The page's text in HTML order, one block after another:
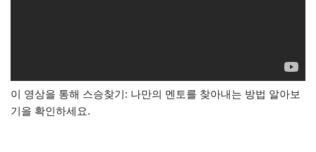
이 영상을 통해 스승찾기: 나만의 멘토를 찾아내는 방법 알아보
기을 확인하세요.